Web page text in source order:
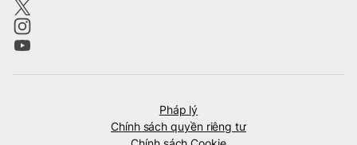
Pháp lý
Chính sách quyền riêng tư